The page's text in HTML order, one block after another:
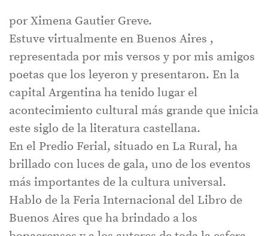
por Ximena Gautier Greve.
Estuve virtualmente en Buenos Aires ,
representada por mis versos y por mis amigos
poetas que los leyeron y presentaron. En la
capital Argentina ha tenido lugar el
acontecimiento cultural más grande que inicia
este siglo de la literatura castellana.
En el Predio Ferial, situado en La Rural, ha
brillado con luces de gala, uno de los eventos
más importantes de la cultura universal.
Hablo de la Feria Internacional del Libro de
Buenos Aires que ha brindado a los